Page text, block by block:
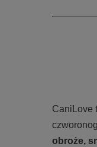
CaniLove
obroże,